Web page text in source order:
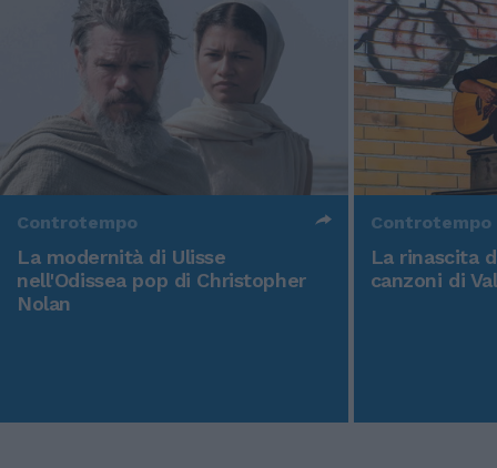
Controtempo
La modernità di Ulisse
nell'Odissea pop di Christopher
Nolan
Controtempo
La rinascita
canzoni di